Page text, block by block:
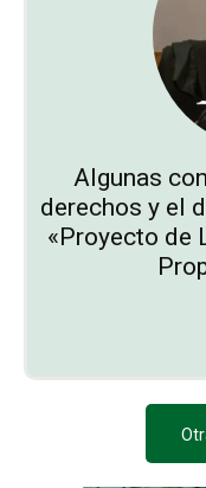
Algunas
derechos y el
«Proyecto de